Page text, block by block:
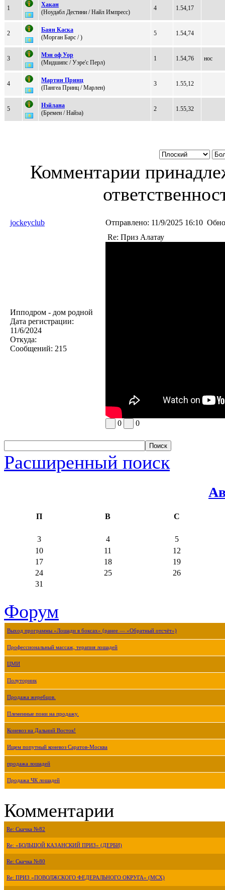
1
Хакан
(Ноудaбл Деcтини / Haйл Импpеcc)
4 1.54,17
2
Баян Каска
(Moрган Барс / )
5 1.54,74
3
Мэн оф Уоp
(Mидшипc / Уэpe'c Пepл)
1 1.54,76 нос
4
Маpтин Пpинц
(Пaнгea Пpинц / Mаpлeн)
3 1.55,12
5
Hэйлaнa
(Бремен / Найза)
2 1.55,32
Комментарии
jockeyclub Отправлено: 11/9/2025 16:10
Ипподром - дом родной
Дата регистрации:
11/6/2024
Откуда:
Сообщений: 215
Re: Приз Алатау
0 0
Расширенный поиск
П В С
3 4
5
10
11
12
17
18
19
24
25
26
31
Форум
Выход программы «Лошади в боксах» (ранее — «Обратный отсчёт»)
Профессиональный массаж, терапия лошадей
ЦМИ
Полуторник
Продажа жеребцов.
Племенные пони на продажу.
Коневоз на Дальний Восток!
Ищем попутный коневоз Саратов-Москва
продажа лошадей
Продажа ЧК лошадей
Комментарии
Re: Скачка №82
Re: «БОЛЬШОЙ КАЗАНСКИЙ ПРИЗ» (ДЕРБИ)
Re: Скачка №80
Re: ПРИЗ «ПОВОЛЖСКОГО ФЕДЕРАЛЬНОГО ОКРУГА» (МСХ)